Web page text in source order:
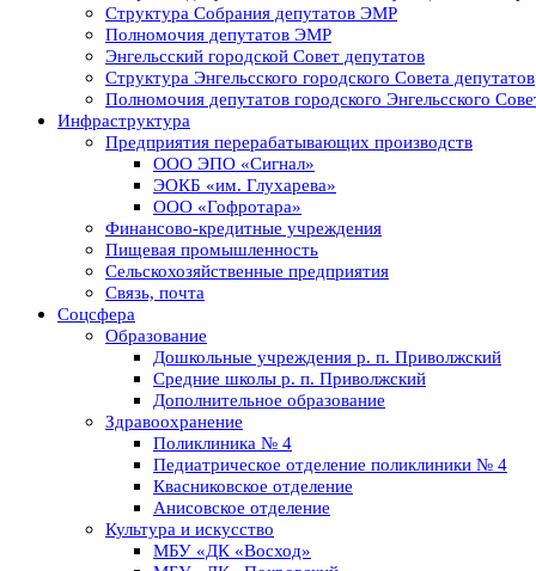
Структура Собрания депутатов ЭМР
Полномочия депутатов ЭМР
Энгельсский городской Совет депутатов
Структура Энгельсского городского Совета депутатов
Полномочия депутатов городского Энгельсского
Инфраструктура
Предприятия перерабатывающих производств
ООО ЭПО «Сигнал»
ЭОКБ «им. Глухарева»
ООО «Гофротара»
Финансово-кредитные учреждения
Пищевая промышленность
Сельскохозяйственные предприятия
Связь, почта
Соцсфера
Образование
Дошкольные учреждения р. п. Приволжский
Средние школы р. п. Приволжский
Дополнительное образование
Здравоохранение
Поликлиника № 4
Педиатрическое отделение поликлиники № 4
Квасниковское отделение
Анисовское отделение
Культура и искусство
МБУ «ДК «Восход»